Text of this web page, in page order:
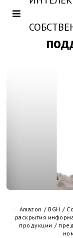
Amazon / BGH /
раскрытия
продукции /